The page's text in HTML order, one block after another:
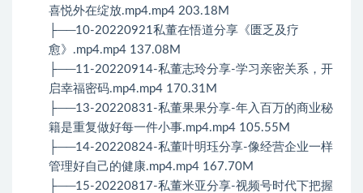
喜悦外在绽放.mp4.mp4 203.18M
├──10-20220921私董在悟道分享《匮乏及疗
愈》.mp4.mp4 137.08M
├──11-20220914-私董志玲分享-学习亲密关系，开
启幸福密码.mp4.mp4 170.31M
├──13-20220831-私董果果分享-年入百万的商业秘
籍是重复做好每一件小事.mp4.mp4 105.55M
├──14-20220824-私董叶明珏分享-像经营企业一样
管理好自己的健康.mp4.mp4 167.70M
├──15-20220817-私董米亚分享-视频号时代下把握